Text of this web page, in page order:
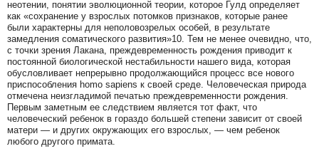
неотении, понятии эволюционной теории, которое Гулд определяет
как «сохранение у взрослых потомков признаков, которые ранее
были характерны для неполовозрелых особей, в результате
замедления соматического развития»10. Тем не менее очевидно, что,
с точки зрения Лакана, преждевременность рождения приводит к
постоянной биологической нестабильности нашего вида, которая
обусловливает непрерывно продолжающийся процесс все нового
приспособления homo sapiens к своей среде. Человеческая природа
отмечена неизгладимой печатью преждевременности рождения.
Первым заметным ее следствием является тот факт, что
человеческий ребенок в гораздо большей степени зависит от своей
матери — и других окружающих его взрослых, — чем ребенок
любого другого примата.